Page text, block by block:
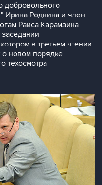
добровольного
Ирина Роднина и член
Раиса Карамзина
в третьем чтении
о новом порядке
техосмотра